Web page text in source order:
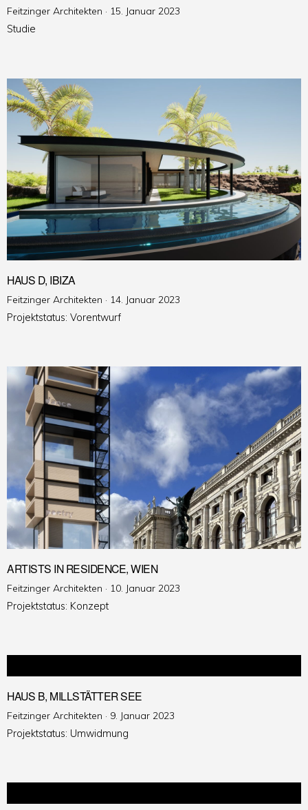
Feitzinger Architekten · Veröffentlicht
15. Januar 2023
Studie
HAUS D, IBIZA
Feitzinger Architekten · Veröffentlicht
am
14. Januar 2023
Projektstatus: Vorentwurf
ARTISTS IN RESIDENCE, WIEN
Feitzinger Architekten · Veröffentlicht
10. Januar 2023
Projektstatus: Konzept
HAUS B, MILLSTÄTTER SEE
Feitzinger Architekten · Veröffentlicht
am
9. Januar 2023
Projektstatus: Umwidmung